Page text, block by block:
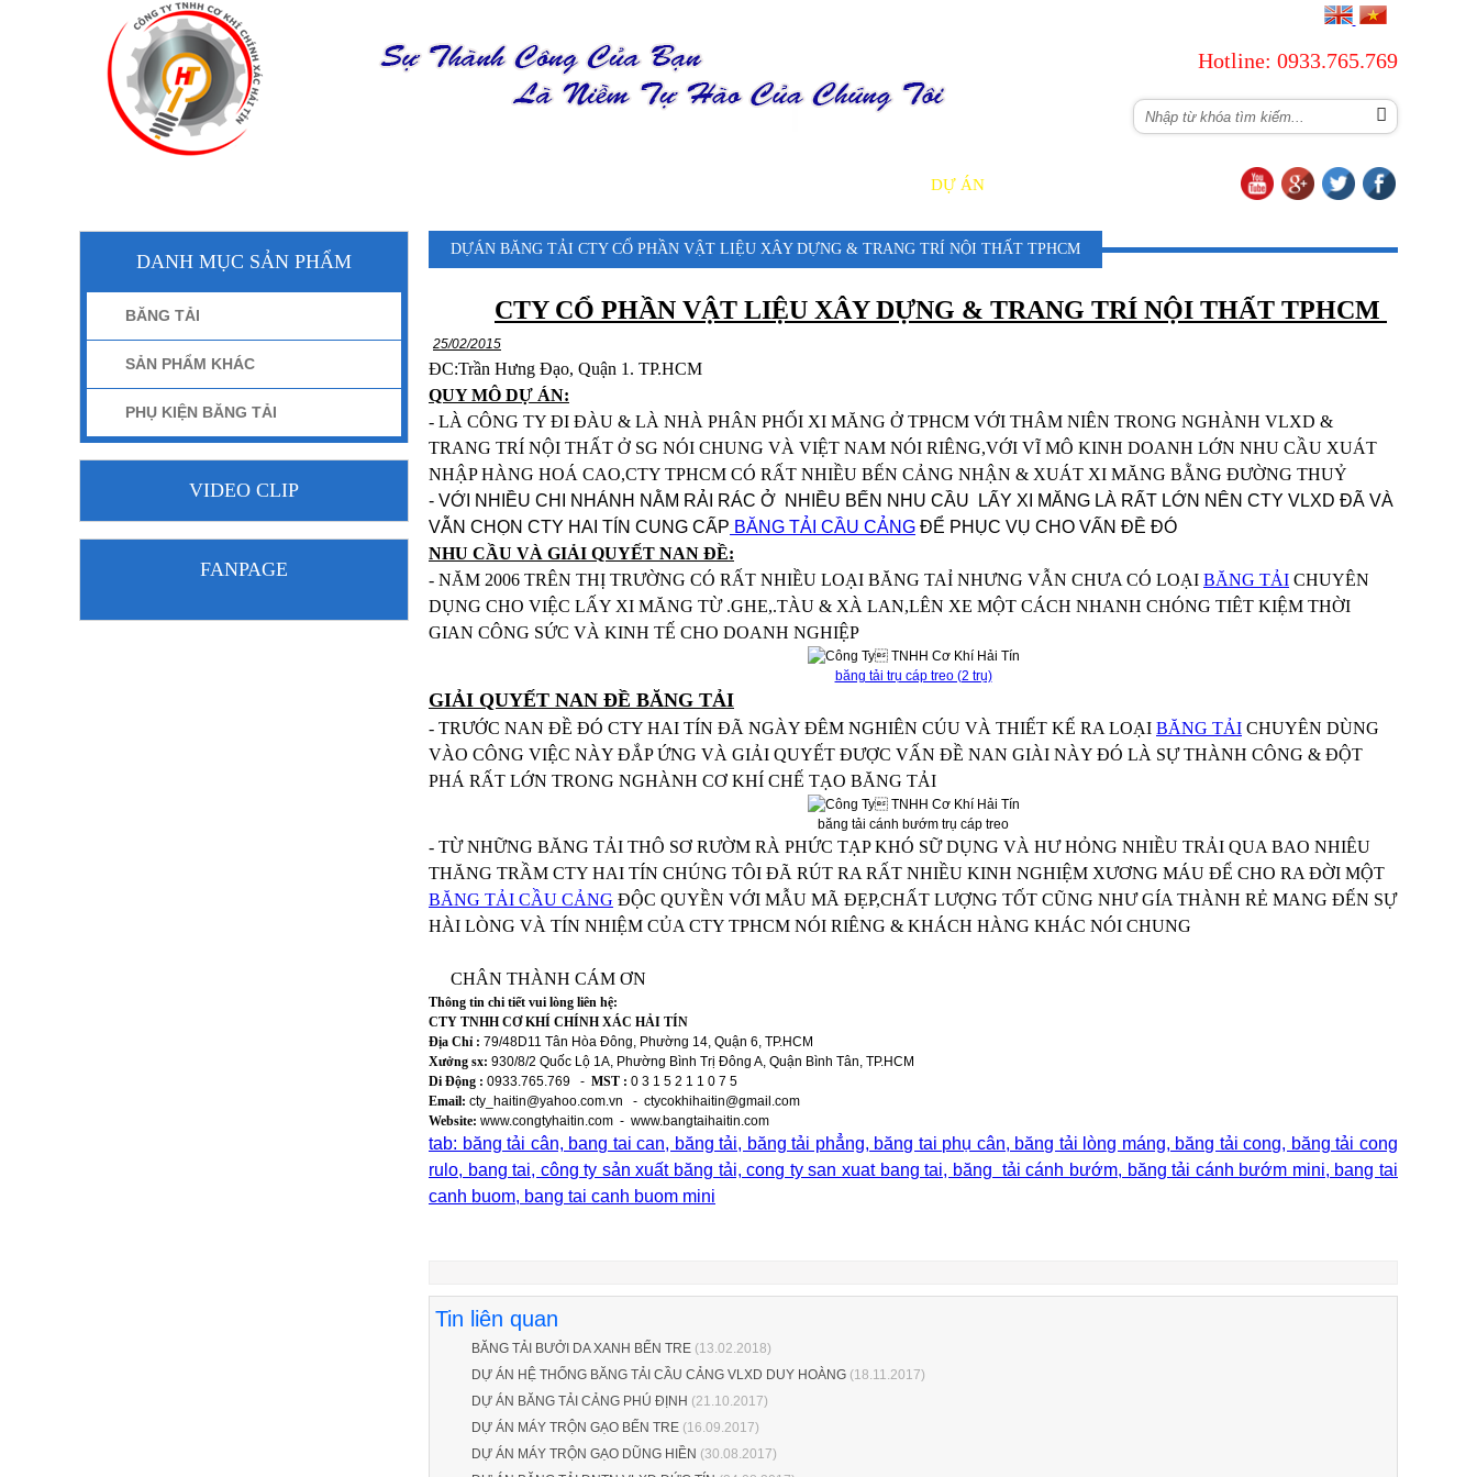
Hotline: 0933.765.769
DỰ ÁN
DỰÁN BĂNG TẢI CTY CỔ PHẦN VẬT LIỆU XÂY DỰNG & TRANG TRÍ NỘI THẤT TPHCM
CTY CỔ PHẦN VẬT LIỆU XÂY DỰNG & TRANG TRÍ NỘI THẤT TPHCM
25/02/2015
ĐC:Trần Hưng Đạo, Quận 1. TP.HCM
QUY MÔ DỰ ÁN:
- LÀ CÔNG TY ĐI ĐÀU & LÀ NHÀ PHÂN PHỐI XI MĂNG Ở TPHCM VỚI THÂM NIÊN TRONG NGHÀNH VLXD &
TRANG TRÍ NỘI THẤT Ở SG NÓI CHUNG VÀ VIỆT NAM NÓI RIÊNG,VỚI VĨ MÔ KINH DOANH LỚN NHU CẦU XUÁT
NHẬP HÀNG HOÁ CAO,CTY TPHCM CÓ RẤT NHIỀU BẾN CẢNG NHẬN & XUÁT XI MĂNG BẰNG ĐƯỜNG THUỶ
- VỚI NHIỀU CHI NHÁNH NẰM RẢI RÁC Ở NHIỀU BẾN NHU CẦU LẤY XI MĂNG LÀ RẤT LỚN NÊN CTY VLXD ĐÃ VÀ
VẪN CHỌN CTY HAI TÍN CUNG CẤP BĂNG TẢI CẦU CẢNG ĐỂ PHỤC VỤ CHO VẤN ĐỀ ĐÓ
NHU CẦU VÀ GIẢI QUYẾT NAN ĐỀ:
- NĂM 2006 TRÊN THỊ TRƯỜNG CÓ RẤT NHIỀU LOẠI BĂNG TAỈ NHƯNG VẪN CHƯA CÓ LOẠI BĂNG TẢI CHUYÊN
DỤNG CHO VIỆC LẤY XI MĂNG TỪ .GHE,.TÀU & XÀ LAN,LÊN XE MỘT CÁCH NHANH CHÓNG TIÊT KIỆM THỜI
GIAN CÔNG SỨC VÀ KINH TẾ CHO DOANH NGHIỆP
băng tải trụ cáp treo (2 trụ)
GIẢI QUYẾT NAN ĐỀ BĂNG TẢI
- TRƯỚC NAN ĐỀ ĐÓ CTY HAI TÍN ĐÃ NGÀY ĐÊM NGHIÊN CÚU VÀ THIẾT KẾ RA LOẠI BĂNG TẢI CHUYÊN DÙNG
VÀO CÔNG VIỆC NÀY ĐẮP ỨNG VÀ GIẢI QUYẾT ĐƯỢC VẤN ĐỀ NAN GIÀI NÀY ĐÓ LÀ SỰ THÀNH CÔNG & ĐỘT
PHÁ RẤT LỚN TRONG NGHÀNH CƠ KHÍ CHẾ TẠO BĂNG TẢI
băng tải cánh bướm trụ cáp treo
- TỪ NHỮNG BĂNG TẢI THÔ SƠ RƯỜM RÀ PHỨC TẠP KHÓ SỮ DỤNG VÀ HƯ HỎNG NHIỀU TRẢI QUA BAO NHIÊU
THĂNG TRẦM CTY HAI TÍN CHÚNG TÔI ĐÃ RÚT RA RẤT NHIỀU KINH NGHIỆM XƯƠNG MÁU ĐỂ CHO RA ĐỜI MỘT
BĂNG TẢI CẦU CẢNG ĐỘC QUYỀN VỚI MẪU MÃ ĐẸP,CHẤT LƯỢNG TỐT CŨNG NHƯ GÍA THÀNH RẺ MANG ĐẾN SỰ
HÀI LÒNG VÀ TÍN NHIỆM CỦA CTY TPHCM NÓI RIÊNG & KHÁCH HÀNG KHÁC NÓI CHUNG
CHÂN THÀNH CÁM ƠN
Thông tin chi tiết vui lòng liên hệ:
CTY TNHH CƠ KHÍ CHÍNH XÁC HẢI TÍN
Địa Chỉ : 79/48D11 Tân Hòa Đông, Phường 14, Quận 6, TP.HCM
Xưởng sx: 930/8/2 Quốc Lộ 1A, Phường Bình Trị Đông A, Quận Bình Tân, TP.HCM
Di Động : 0933.765.769 - MST : 0 3 1 5 2 1 1 0 7 5
Email: cty_haitin@yahoo.com.vn - ctycokhihaitin@gmail.com
Website: www.congtyhaitin.com - www.bangtaihaitin.com
tab: băng tải cân, bang tai can, băng tải, băng tải phẳng, băng tai phụ cân, băng tải lòng máng, băng tải cong, băng tải cong
rulo, bang tai, công ty sản xuất băng tải, cong ty san xuat bang tai, băng tải cánh bướm, băng tải cánh bướm mini, bang tai
canh buom, bang tai canh buom mini
Tin liên quan
BĂNG TẢI BƯỞI DA XANH BẾN TRE (13.02.2018)
DỰ ÁN HỆ THỐNG BĂNG TẢI CẦU CẢNG VLXD DUY HOÀNG (18.11.2017)
DỰ ÁN BĂNG TẢI CẢNG PHÚ ĐỊNH (21.10.2017)
DỰ ÁN MÁY TRỘN GẠO BẾN TRE (16.09.2017)
DỰ ÁN MÁY TRỘN GẠO DŨNG HIỀN (30.08.2017)
DANH MỤC SẢN PHẨM
BĂNG TẢI
SẢN PHẨM KHÁC
PHỤ KIỆN BĂNG TẢI
VIDEO CLIP
FANPAGE